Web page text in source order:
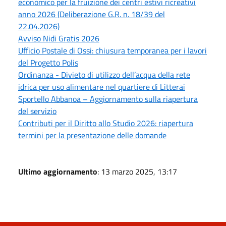
anno 2026 (Deliberazione G.R. n. 18/39 del
22.04.2026)
Avviso Nidi Gratis 2026
Ufficio Postale di Ossi: chiusura temporanea per i lavori
del Progetto Polis
Ordinanza - Divieto di utilizzo dell’acqua della rete
idrica per uso alimentare nel quartiere di Litterai
Sportello Abbanoa – Aggiornamento sulla riapertura
del servizio
Contributi per il Diritto allo Studio 2026: riapertura
termini per la presentazione delle domande
Ultimo aggiornamento: 13 marzo 2025, 13:17